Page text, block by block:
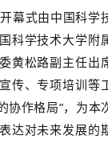
幕式由中国科学
科学技术大学附
黄松路副主任出
传、专项培训等
协作格局”， 为本
对未来发展的